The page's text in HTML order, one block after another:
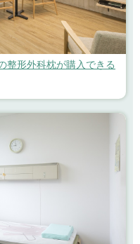
整形外科枕が購入できる